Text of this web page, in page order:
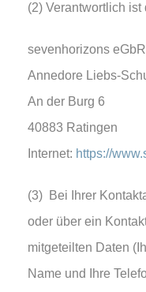
(2) Verantwortlich ist
sevenhorizons eGbR
Annedore Liebs-
An der Burg 6
40883 Ratingen
Internet: https://
(3) Bei Ihrer
oder über ein
mitgeteilten Daten
Name und Ihre